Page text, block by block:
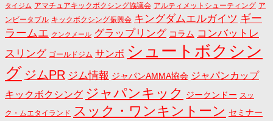
タイジム アマチュアキックボクシング協議会 アルティメットシューティング ア
ンビータブル キックボクシング振興会 キングダムエルガイツ ギー
ラームエ クンクメール グラップリング コラム コンバットレ
スリング ゴールドジム サンボ シュートボクシン
グ ジムPR ジム情報 ジャパンAMMA協会 ジャパンカップ
キックボクシング ジャパンキック ジークンドー スッ
ク・ムエタイランド スック・ワンキントーン セミナー